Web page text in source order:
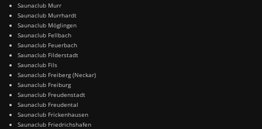
Saunaclub Murr
Saunaclub Murrhardt
Saunaclub Möglingen
Saunaclub Fellbach
Saunaclub Feuerbach
Saunaclub Filderstadt
Saunaclub Fils
Saunaclub Freiberg (Neckar)
Saunaclub Freiburg
Saunaclub Freudenstadt
Saunaclub Freudental
Saunaclub Frickenhausen
Saunaclub Friedrichshafen